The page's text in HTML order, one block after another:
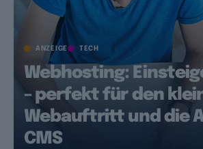
ANZEIGE TECH
Webhosting:
– perfekt für den
Webauftritt und die
CMS